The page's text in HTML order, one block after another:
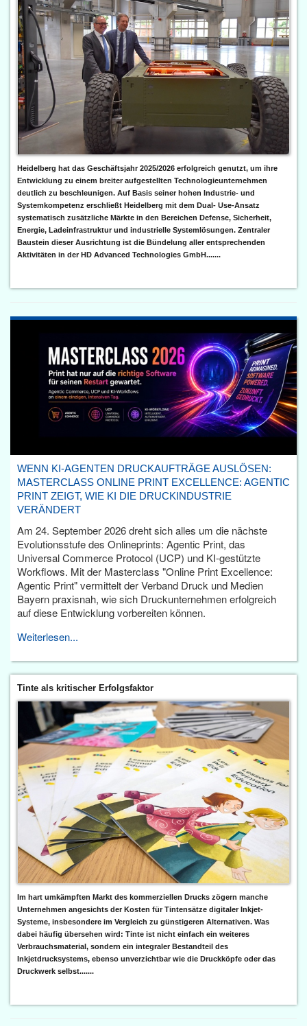
Heidelberg hat das Geschäftsjahr 2025/2026 erfolgreich genutzt, um ihre
Entwicklung zu einem breiter aufgestellten Technologieunternehmen
deutlich zu beschleunigen. Auf Basis seiner hohen Industrie- und
Systemkompetenz erschließt Heidelberg mit dem Dual- Use-Ansatz
systematisch zusätzliche Märkte in den Bereichen Defense, Sicherheit,
Energie, Ladeinfrastruktur und industrielle Systemlösungen. Zentraler
Baustein dieser Ausrichtung ist die Bündelung aller entsprechenden
Aktivitäten in der HD Advanced Technologies GmbH.......
WENN KI-AGENTEN DRUCKAUFTRÄGE AUSLÖSEN:
MASTERCLASS ONLINE PRINT EXCELLENCE: AGENTIC
PRINT ZEIGT, WIE KI DIE DRUCKINDUSTRIE
VERÄNDERT
Am 24. September 2026 dreht sich alles um die nächste
Evolutionsstufe des Onlineprints: Agentic Print, das
Universal Commerce Protocol (UCP) und KI-gestützte
Workflows. Mit der Masterclass "Online Print Excellence:
Agentic Print" vermittelt der Verband Druck und Medien
Bayern praxisnah, wie sich Druckunternehmen erfolgreich
auf diese Entwicklung vorbereiten können.
Weiterlesen...
Tinte als kritischer Erfolgsfaktor
Im hart umkämpften Markt des kommerziellen Drucks zögern manche
Unternehmen angesichts der Kosten für Tintensätze digitaler Inkjet-
Systeme, insbesondere im Vergleich zu günstigeren Alternativen. Was
dabei häufig übersehen wird: Tinte ist nicht einfach ein weiteres
Verbrauchsmaterial, sondern ein integraler Bestandteil des
Inkjetdrucksystems, ebenso unverzichtbar wie die Druckköpfe oder das
Druckwerk selbst.......